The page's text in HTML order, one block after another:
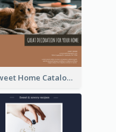
Sweet Home Catalog